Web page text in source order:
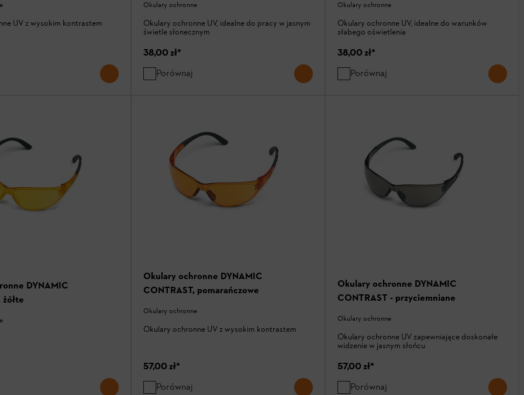
UV z wysokim kontrastem
Okulary ochronne
Okulary ochronne UV, idealne do pracy w jasnym
świetle słonecznym
38,00 zł*
Porównaj
Okulary ochronne
Okulary ochronne UV, idealne do warunków
słabego oświetlenia
38,00 zł*
Porównaj
DYNAMIC
żółte
Okulary ochronne DYNAMIC
CONTRAST, pomarańczowe
Okulary ochronne
Okulary ochronne UV z wysokim kontrastem
57,00 zł*
Porównaj
Okulary ochronne DYNAMIC
CONTRAST - przyciemniane
Okulary ochronne
Okulary ochronne UV zapewniające doskonałe
widzenie w jasnym słońcu
57,00 zł*
Porównaj